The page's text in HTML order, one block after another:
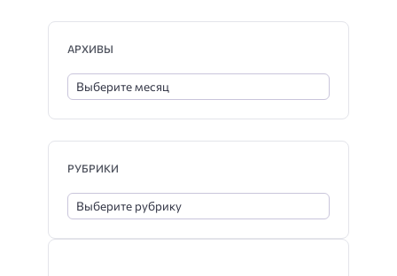
АРХИВЫ
РУБРИКИ